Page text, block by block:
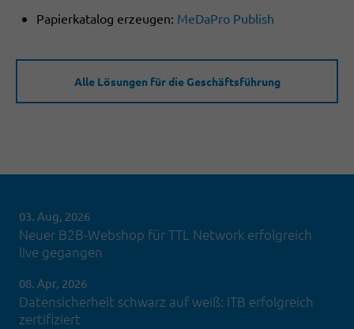
Papierkatalog erzeugen: MeDaPro Publish
Alle Lösungen für die Geschäftsführung
03. Aug, 2026
Neuer B2B-Webshop für TTL Network erfolgreich
live gegangen
08. Apr, 2026
Datensicherheit schwarz auf weiß: ITB erfolgreich
zertifiziert